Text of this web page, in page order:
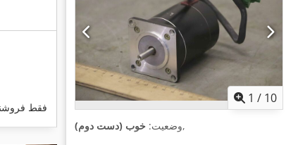
فقط
1 / 10
وضعیت: خوب (دست دوم) ,